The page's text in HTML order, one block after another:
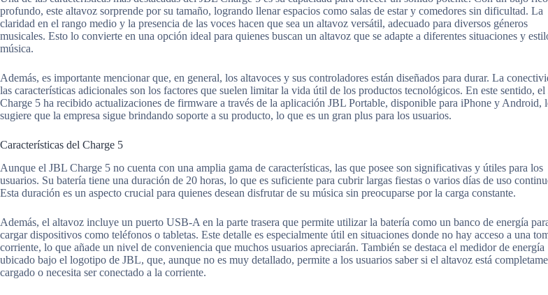
profundo, este altavoz sorprende por su tamaño, logrando llenar espacios como salas de estar y comedores sin dificultad. La
claridad en el rango medio y la presencia de las voces hacen que sea un altavoz versátil, adecuado para diversos géneros
musicales. Esto lo convierte en una opción ideal para quienes buscan un altavoz que se adapte a diferentes situaciones y
música.
Además, es importante mencionar que, en general, los altavoces y sus controladores están diseñados para durar. La
las características adicionales son los factores que suelen limitar la vida útil de los productos tecnológicos. En este sentido,
Charge 5 ha recibido actualizaciones de firmware a través de la aplicación JBL Portable, disponible para iPhone y Android,
sugiere que la empresa sigue brindando soporte a su producto, lo que es un gran plus para los usuarios.
Características del Charge 5
Aunque el JBL Charge 5 no cuenta con una amplia gama de características, las que posee son significativas y útiles para los
usuarios. Su batería tiene una duración de 20 horas, lo que es suficiente para cubrir largas fiestas o varios días de uso
Esta duración es un aspecto crucial para quienes desean disfrutar de su música sin preocuparse por la carga constante.
Además, el altavoz incluye un puerto USB-A en la parte trasera que permite utilizar la batería como un banco de energía
cargar dispositivos como teléfonos o tabletas. Este detalle es especialmente útil en situaciones donde no hay acceso a una
corriente, lo que añade un nivel de conveniencia que muchos usuarios apreciarán. También se destaca el medidor de energía
ubicado bajo el logotipo de JBL, que, aunque no es muy detallado, permite a los usuarios saber si el altavoz está
cargado o necesita ser conectado a la corriente.